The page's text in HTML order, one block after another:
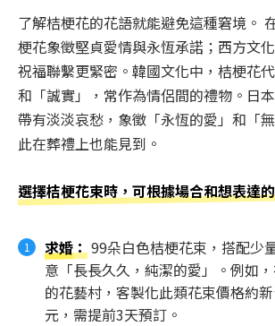
了解桔梗花的花語就能避免這種窘境。
梗花象徵堅貞愛情與永恆承諾；西方文
祝福聯繫更緊密。韓國文化中，桔梗花代
和「誠實」，常作為情侶間的禮物。日
帶有淡淡哀愁，象徵「永恆的愛」和「
此在葬禮上也能見到。
選擇桔梗花束時，可根據場合和想表達
求婚 ： 99朵白色桔梗花束，搭配少
意「長長久久，純潔的愛」。例如
的花藝村，客製化此類花束價格約
元，需提前3天預訂。